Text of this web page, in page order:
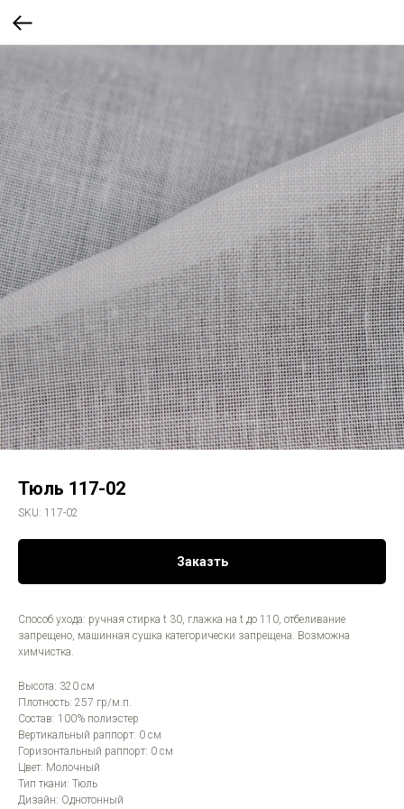
Тюль 117-02
SKU: 117-02
Заказть
Способ ухода: ручная стирка t 30, глажка на t до 110, отбеливание
запрещено, машинная сушка категорически запрещена. Возможна
химчистка.
Высота: 320 см
Плотность: 257 гр/м.п.
Состав: 100% полиэстер
Вертикальный раппорт: 0 см
Горизонтальный раппорт: 0 см
Цвет: Молочный
Тип ткани: Тюль
Дизайн: Однотонный